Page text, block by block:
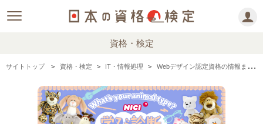
資格・検定
サイトトップ 資格・検定 IT・情報処理 Webデザイン認定資格の情報まとめ